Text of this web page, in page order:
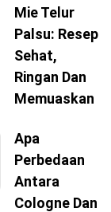
Mie Telur
Palsu: Resep
Sehat,
Ringan Dan
Memuaskan
Apa
Perbedaan
Antara
Cologne Dan